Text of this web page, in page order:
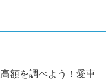
額を調べよう！愛車